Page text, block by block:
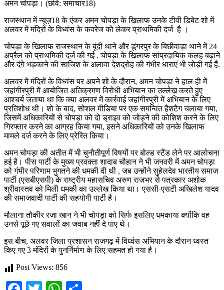
अमन चोपड़ा। (छवि: समाचार18)
राजस्थान में न्यूज़18 के एंकर अमन चोपड़ा के खिलाफ उनके टीवी डिबेट शो में
अलवर में मंदिरों के विध्वंस के कवरेज को लेकर प्राथमिकी दर्ज है ।
चोपड़ा के खिलाफ राजस्थान के बूंदी थाने और डूंगरपुर के बिछीवाड़ा थाने में 24
अप्रैल को प्राथमिकी दर्ज की गई . चोपड़ा के खिलाफ सांप्रदायिक कलह बढ़ाने
और दंगे भड़काने की साजिश के अलावा देशद्रोह की गंभीर धाराएं भी जोड़ी गई हैं.
अलवर में मंदिरों के विध्वंस पर अपने शो के दौरान, अमन चोपड़ा ने हाल ही में
जहांगीरपुरी में आयोजित अतिक्रमण विरोधी अभियान का उल्लेख करते हुए
आश्चर्य जताया था कि क्या अलवर में कार्रवाई जहांगीरपुरी में अभियान के लिए
प्रतिशोध थी। शो के बाद, सोशल मीडिया पर एक समन्वित हैशटैग चलाया गया,
जिसमें अधिकारियों से चोपड़ा को दो ड्राइव को जोड़ने की कोशिश करने के लिए
गिरफ्तार करने का आग्रह किया गया, इसने अधिकारियों को उनके खिलाफ
मामले दर्ज करने के लिए प्रेरित किया।
अमन चोपड़ा की अतीत में भी चुनौतीपूर्ण विषयों पर बोल्ड स्टैंड लेने पर आलोचना
हई है। पीस पार्टी के मुख्य प्रवक्ता शादाब चौहान ने भी जनवरी में अमन चोपड़ा
को गंभीर परिणाम भुगतने की धमकी दी थी , जब उन्होंने सुहेलदेव भारतीय समाज
पार्टी (एसबीएसपी) के राष्ट्रीय महासचिव अरुण राजभर से पत्रकार अशोक
श्रीवास्तव को मिली धमकी का उल्लेख किया था। एससी-एसटी अखिलेश यादव
की समाजवादी पार्टी की सहयोगी पार्टी है।
मौलाना तौकीर रजा खान ने भी चोपड़ा को सिर्फ इसलिए धमकाया क्योंकि वह
उनसे पूछे गए सवालों का जवाब नहीं दे पाए थे।
इस बीच, अलवर जिला प्रशासन राजगढ़ में विध्वंस अभियान के दौरान ध्वस्त
किए गए 3 मंदिरों के पुनर्निर्माण के लिए सहमत हो गया है।
Post Views: 856